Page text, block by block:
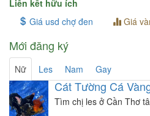
Liên kết hữu ích
Giá usd chợ đen
Giá
Mới đăng ký
Nữ Les Nam Gay
Cát Tường Cá
Tìm chị les ở Cần Thơ